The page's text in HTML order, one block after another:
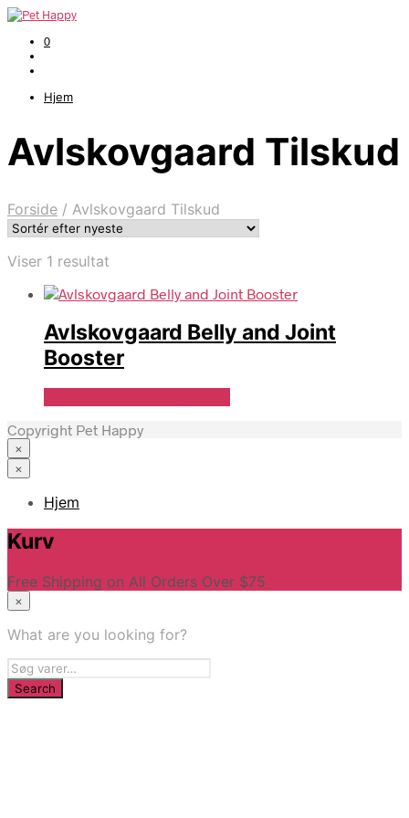
0
Hjem
Avlskovgaard Tilskud
Forside / Avlskovgaard Tilskud
Viser 1 resultat
Avlskovgaard Belly and Joint
Booster
Copyright Pet Happy
×
×
Hjem
Kurv
Free Shipping on All Orders Over $75
×
What are you looking for?